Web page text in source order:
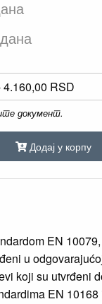
документ.
Додај у корпу
EN
u
koji su utvrđeni
EN 10168